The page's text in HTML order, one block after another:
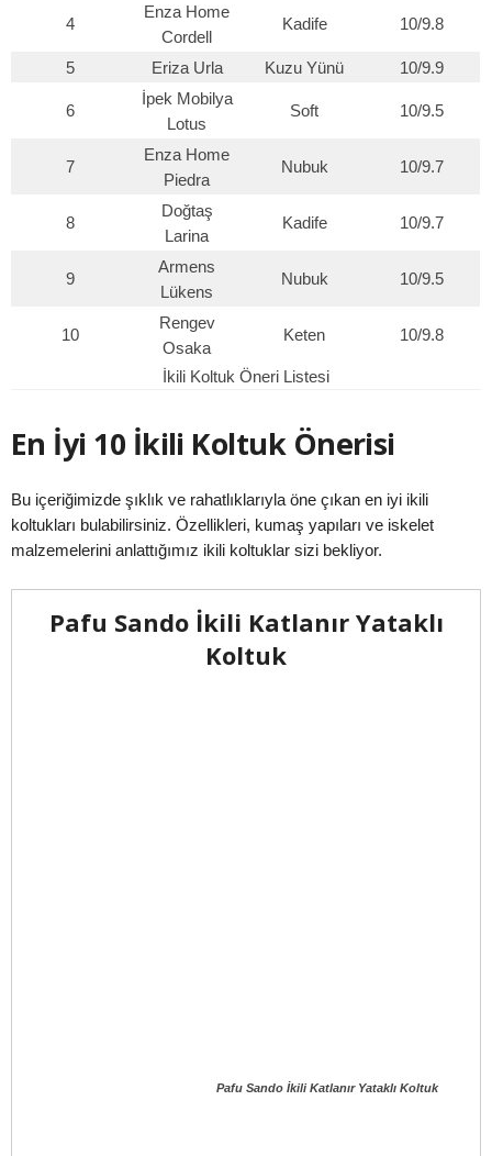
4
Enza Home
Cordell
Kadife 10/9.8
5 Eriza Urla Kuzu Yünü 10/9.9
6
İpek Mobilya
Lotus
Soft 10/9.5
7
Enza Home
Piedra
Nubuk 10/9.7
8
Doğtaş
Larina
Kadife 10/9.7
9
Armens
Lükens
Nubuk 10/9.5
10
Rengev
Osaka
Keten 10/9.8
İkili Koltuk Öneri Listesi
En İyi 10 İkili Koltuk Önerisi
Bu içeriğimizde şıklık ve rahatlıklarıyla öne çıkan en iyi ikili
koltukları bulabilirsiniz. Özellikleri, kumaş yapıları ve iskelet
malzemelerini anlattığımız ikili koltuklar sizi bekliyor.
Pafu Sando İkili Katlanır Yataklı
Koltuk
Pafu Sando İkili Katlanır Yataklı Koltuk